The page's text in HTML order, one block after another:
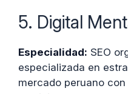
5. Digital
Especialidad: SEO
especializada en
mercado peruano